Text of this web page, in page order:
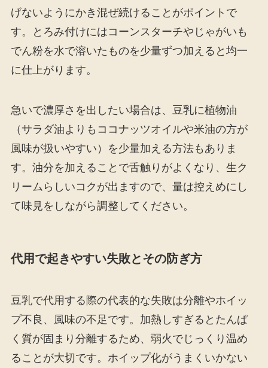
げないようにかき混ぜ続けることがポイントで
す。とろみ付けにはコーンスターチやじゃがいも
でん粉を水で溶いたものを少量ずつ加えると均一
に仕上がります。
急いで濃厚さを出したい場合は、豆乳に植物油
（サラダ油よりもココナッツオイルや米油の方が
風味が扱いやすい）を少量加える方法もありま
す。油分を加えることで舌触りがよくなり、生ク
リームらしいコクが出ますので、量は控えめにし
て味見をしながら調整してください。
代用で起きやすい失敗とその防ぎ方
豆乳で代用する際の代表的な失敗は分離やホイッ
プ不良、風味の不足です。加熱しすぎるとたんぱ
く質が固まり分離するため、弱火でじっくり温め
ることが大切です。ホイップ化がうまくいかない